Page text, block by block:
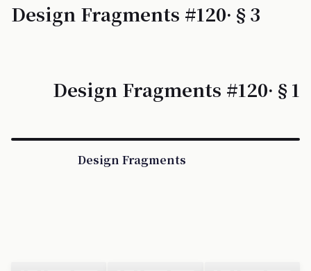
Design Fragments #120·§3
Design Fragments #120·§1
Design Fragments